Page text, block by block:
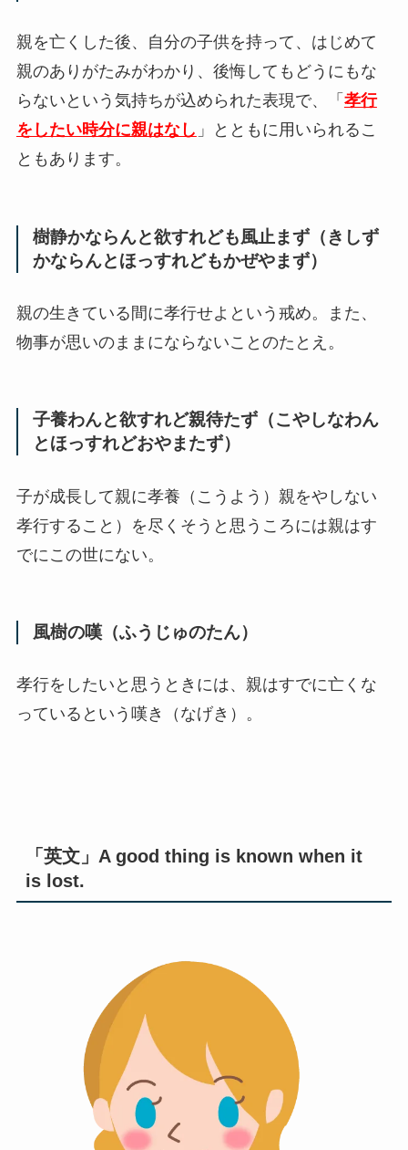
親を亡くした後、自分の子供を持って、はじめて
親のありがたみがわかり、後悔してもどうにもな
らないという気持ちが込められた表現で、「 孝行
をしたい時分に親はなし 」とともに用いられるこ
ともあります。
樹静かならんと欲すれども風止まず（きしず
かならんとほっすれどもかぜやまず）
親の生きている間に孝行せよという戒め。また、
物事が思いのままにならないことのたとえ。
子養わんと欲すれど親待たず（こやしなわん
とほっすれどおやまたず）
子が成長して親に孝養（こうよう）親をやしない
孝行すること）を尽くそうと思うころには親はす
でにこの世にない。
風樹の嘆（ふうじゅのたん）
孝行をしたいと思うときには、親はすでに亡くな
っているという嘆き（なげき）。
「英文」A good thing is known when it
is lost.